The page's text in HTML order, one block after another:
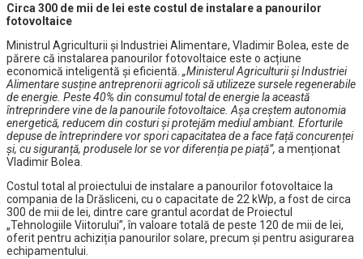
Circa 300 de mii de lei este costul de instalare a panourilor
fotovoltaice
Ministrul Agriculturii și Industriei Alimentare, Vladimir Bolea, este de
părere că instalarea panourilor fotovoltaice este o acțiune
economică inteligentă și eficientă. „Ministerul Agriculturii și Industriei
Alimentare susține antreprenorii agricoli să utilizeze sursele regenerabile
de energie. Peste 40% din consumul total de energie la această
întreprindere vine de la panourile fotovoltaice. Așa creștem autonomia
energetică, reducem din costuri și protejăm mediul ambiant. Eforturile
depuse de întreprindere vor spori capacitatea de a face față concurenței
și, cu siguranță, produsele lor se vor diferenția pe piață”, a menționat
Vladimir Bolea.
Costul total al proiectului de instalare a panourilor fotovoltaice la
compania de la Drăsliceni, cu o capacitate de 22 kWp, a fost de circa
300 de mii de lei, dintre care grantul acordat de Proiectul
„Tehnologiile Viitorului”, în valoare totală de peste 120 de mii de lei,
oferit pentru achiziția panourilor solare, precum și pentru asigurarea
echipamentului.